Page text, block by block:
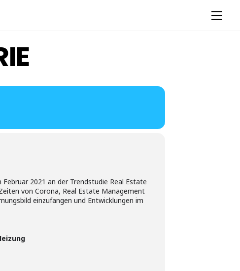
2021 an der Trendstudie Real Estate
von Corona, Real Estate Management
einzufangen und Entwicklungen im